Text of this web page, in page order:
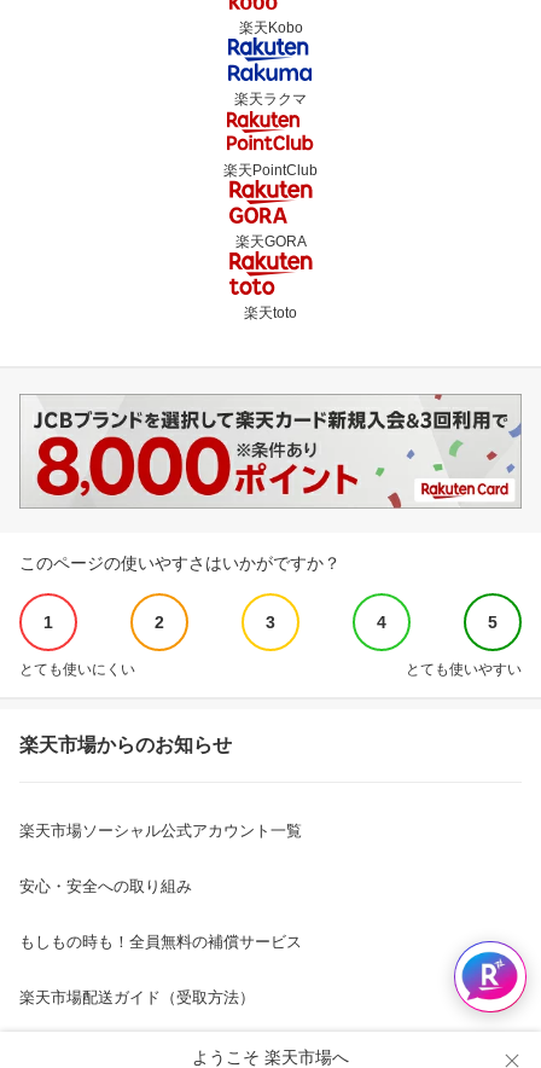
ようこそ 楽天市場へ
楽天Kobo
楽天ラクマ
楽天PointClub
楽天GORA
楽天toto
このページの使いやすさはいかがですか？
1 2 3 4 5
とても使いにくい とても使いやすい
楽天市場からのお知らせ
楽天市場ソーシャル公式アカウント一覧
安心・安全への取り組み
もしもの時も！全員無料の補償サービス
楽天市場配送ガイド（受取方法）
楽天にお店を開きませんか？